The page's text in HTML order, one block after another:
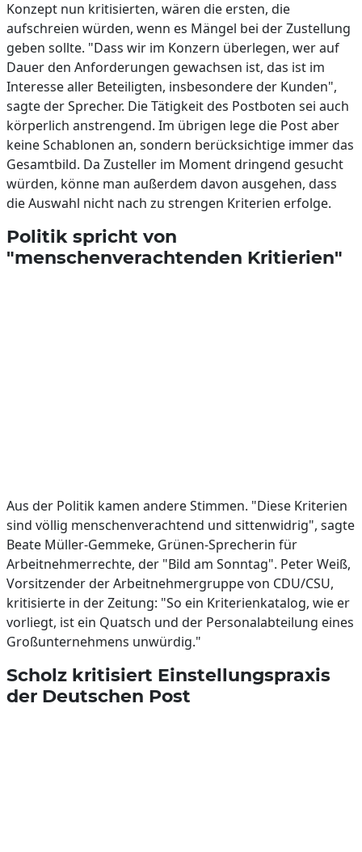
Konzept nun kritisierten, wären die ersten, die
aufschreien würden, wenn es Mängel bei der Zustellung
geben sollte. "Dass wir im Konzern überlegen, wer auf
Dauer den Anforderungen gewachsen ist, das ist im
Interesse aller Beteiligten, insbesondere der Kunden",
sagte der Sprecher. Die Tätigkeit des Postboten sei auch
körperlich anstrengend. Im übrigen lege die Post aber
keine Schablonen an, sondern berücksichtige immer das
Gesamtbild. Da Zusteller im Moment dringend gesucht
würden, könne man außerdem davon ausgehen, dass
die Auswahl nicht nach zu strengen Kriterien erfolge.
Politik spricht von
"menschenverachtenden Kritierien"
Aus der Politik kamen andere Stimmen. "Diese Kriterien
sind völlig menschenverachtend und sittenwidrig", sagte
Beate Müller-Gemmeke, Grünen-Sprecherin für
Arbeitnehmerrechte, der "Bild am Sonntag". Peter Weiß,
Vorsitzender der Arbeitnehmergruppe von CDU/CSU,
kritisierte in der Zeitung: "So ein Kriterienkatalog, wie er
vorliegt, ist ein Quatsch und der Personalabteilung eines
Großunternehmens unwürdig."
Scholz kritisiert Einstellungspraxis
der Deutschen Post